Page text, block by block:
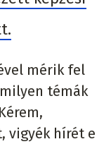
mérik fel
témák
vigyék hírét e